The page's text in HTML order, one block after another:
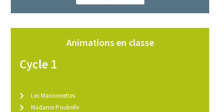
Animations en classe
Cycle 1
Les Marionnettes
Madame Poubelle